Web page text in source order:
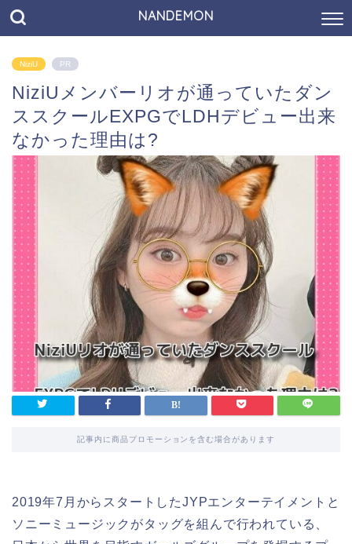
NANDEMON
NiziU PR
NiziUメンバーリオが通っていたダン
ススクールEXPGでLDHデビュー出来
なかった理由は?
記事内に商品プロモーションを含む場合があります
2019年7月からスタートしたJYPエンターテイメントと
ソニーミュージックがタッグを組んで行われている、